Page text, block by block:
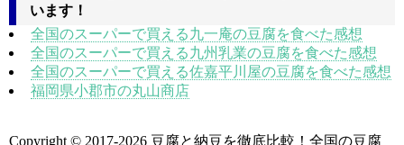
います！
全国のスーパーで買える九一庵の豆腐を食べた感想
全国のスーパーで買える九州乳業の豆腐を食べた感想
全国のスーパーで買える佐嘉平川屋の豆腐を食べた感想
福岡県小郡市の丸山商店
Copyright © 2017-2026 豆腐と納豆を徹底比較！全国の豆腐